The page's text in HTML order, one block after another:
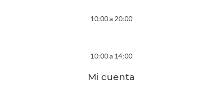
10:00 a 20:00
10:00 a 14:00
Mi cuenta